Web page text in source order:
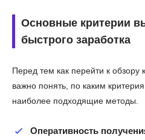
Основные критерии
быстрого заработка
Перед тем как перейти к обзору
важно понять, по каким
наиболее подходящие методы.
Оперативность